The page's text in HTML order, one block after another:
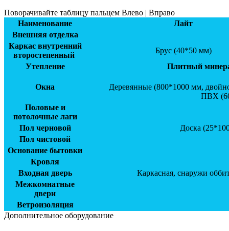
Поворачивайте таблицу пальцем Влево | Вправо
Наименование
Лайт
Внешняя отделка
Каркас внутренний
второстепенный
Брус (40*50 мм)
Утепление
Плитный
Окна
Деревянные (800*1000 мм,
ПВХ
Половые и
потолочные лаги
Пол черновой
Доска
Пол чистовой
Основание бытовки
Кровля
Входная дверь
Каркасная, снаружи
Межкомнатные
двери
Ветроизоляция
Дополнительное оборудование